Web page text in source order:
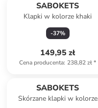
SABOKETS
Klapki w kolorze khaki
-37%
149,95 zł
Cena producenta: 238,82 zł*
SABOKETS
Skórzane klapki w kolorze